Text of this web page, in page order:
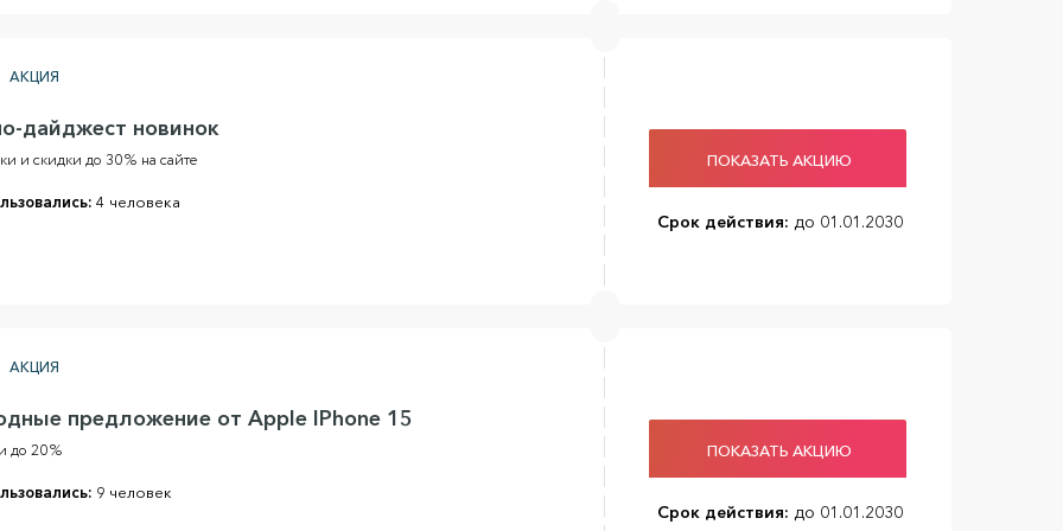
АКЦИЯ
дайджест новинок
и скидки до 30% на сайте
4 человека
ПОКАЗАТЬ АКЦИЮ
Срок действия: до 01.01.2030
АКЦИЯ
предложение от Apple IPhone 15
до 20%
9 человек
ПОКАЗАТЬ АКЦИЮ
Срок действия: до 01.01.2030